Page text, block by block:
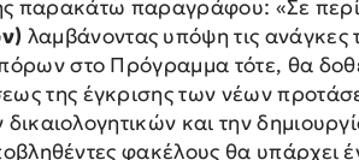
παρακάτω παραγράφου: «Σε
λαμβάνοντας υπόψη τις ανάγκες
στο Πρόγραμμα τότε, θα
της έγκρισης των νέων
και την
φακέλους θα υπάρχει